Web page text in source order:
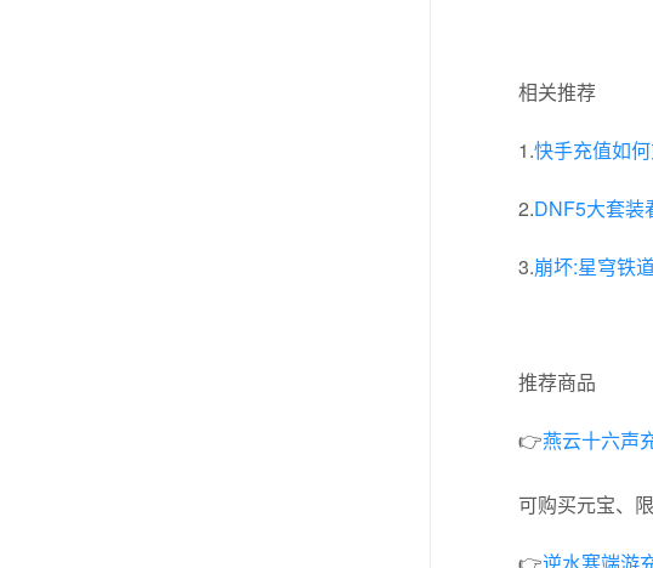
相关推荐
1.快手充值如
2.DNF5大套装
3.崩坏:星穹铁
推荐商品
👉燕云十六声
可购买元宝、